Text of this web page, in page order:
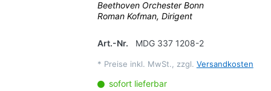
Beethoven Orchester Bonn
Roman Kofman, Dirigent
Art.-Nr. MDG 337 1208-2
* Preise inkl. MwSt., zzgl. Versandkosten
sofort lieferbar